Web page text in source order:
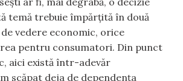
temă trebuie împărțită în două
vedere economic, orice
pentru consumatori. Din punct
aici există într-adevăr
scăpat deja de dependența